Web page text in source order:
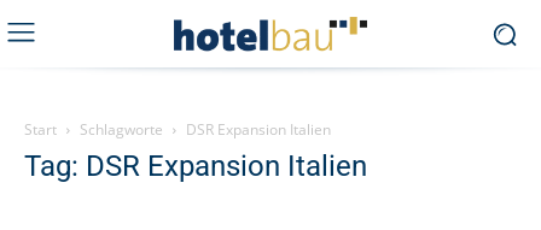
Start Schlagworte DSR Expansion Italien
Tag: DSR Expansion Italien